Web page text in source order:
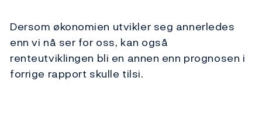
Dersom økonomien utvikler seg annerledes
enn vi nå ser for oss, kan også
renteutviklingen bli en annen enn prognosen i
forrige rapport skulle tilsi.